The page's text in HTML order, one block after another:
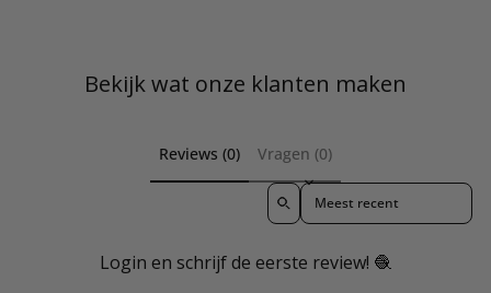
Bekijk wat onze klanten maken
Reviews (0) Vragen (0)
Sort reviews by
Login en schrijf de eerste review! 🧶